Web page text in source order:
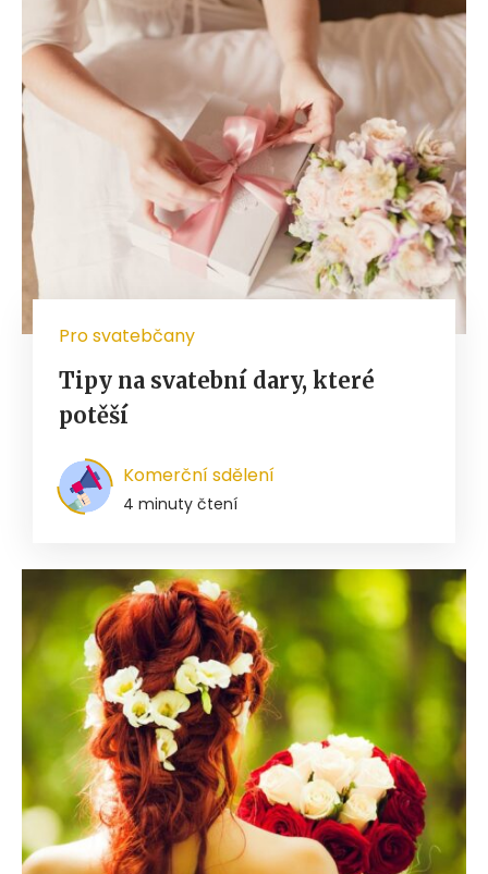
Pro svatebčany
Tipy na svatební dary, které
potěší
Komerční sdělení
4 minuty čtení